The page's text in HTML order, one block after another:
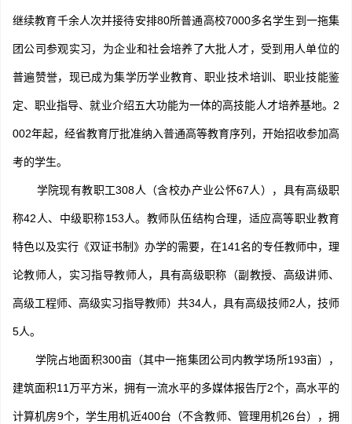
继续教育千余人次并接待安排80所普通高校7000多名学生到一拖集
团公司参观实习，为企业和社会培养了大批人才，受到用人单位的
普遍赞誉，现已成为集学历学业教育、职业技术培训、职业技能鉴
定、职业指导、就业介绍五大功能为一体的高技能人才培养基地。2
002年起，经省教育厅批准纳入普通高等教育序列，开始招收参加高
考的学生。
学院现有教职工308人（含校办产业公怀67人），具有高级职
称42人、中级职称153人。教师队伍结构合理，适应高等职业教育
特色以及实行《双证书制》办学的需要，在141名的专任教师中，理
论教师人，实习指导教师人，具有高级职称（副教授、高级讲师、
高级工程师、高级实习指导教师）共34人，具有高级技师2人，技师
5人。
学院占地面积300亩（其中一拖集团公司内教学场所193亩），
建筑面积11万平方米，拥有一流水平的多媒体报告厅2个，高水平的
计算机房9个，学生用机近400台（不含教师、管理用机26台），拥